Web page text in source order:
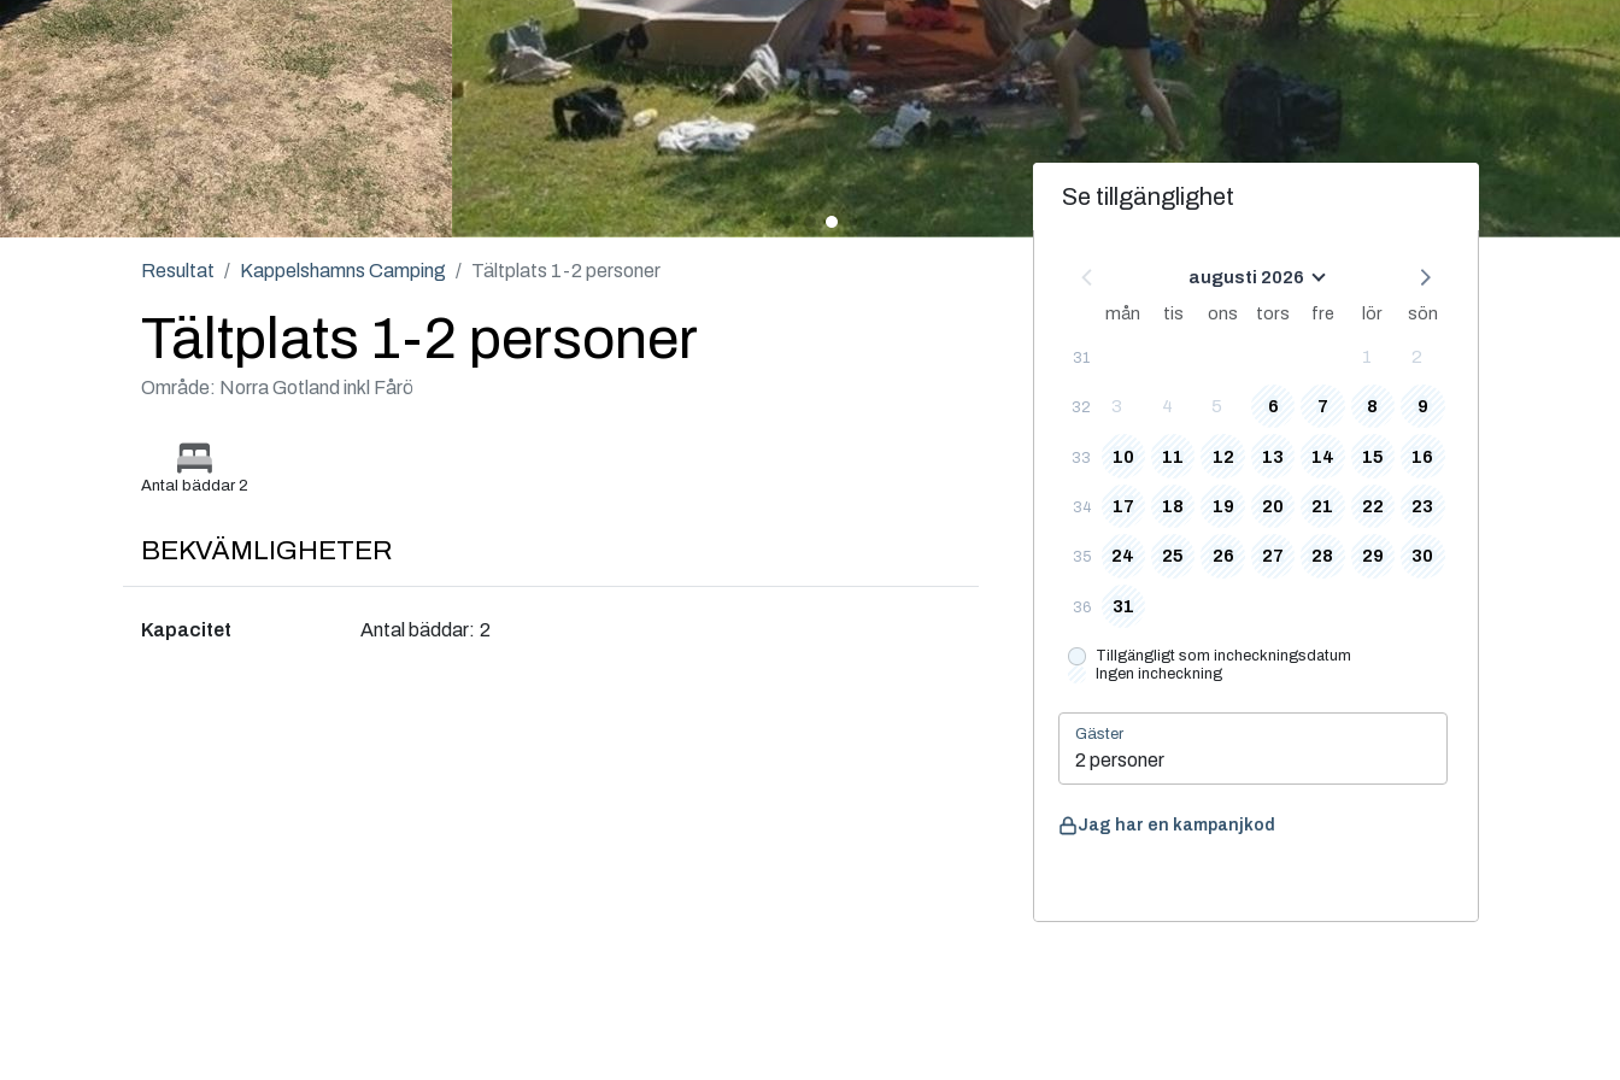
Resultat Kappelshamns Camping Tältplats 1-2 personer
Tältplats 1-2 personer
Område: Norra Gotland inkl Fårö
Antal bäddar 2
BEKVÄMLIGHETER
Kapacitet Antal bäddar: 2
Se tillgänglighet
augusti 2026
mån
tis ons tors fre lör sön
31 1 2
32 3 4 5 6 7 8 9
33 10 11 12 13 14 15 16
34 17 18 19 20 21 22 23
35 24 25 26 27 28 29 30
36 31
Tillgängligt som incheckningsdatum
Ingen incheckning
Gäster
2 personer
Jag har en kampanjkod